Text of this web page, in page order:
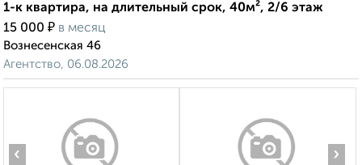
1-к квартира, на длительный срок, 40м², 2/6 этаж
15 000 ₽ в месяц
Вознесенская 46
Агентство, 06.08.2026
‹ ›